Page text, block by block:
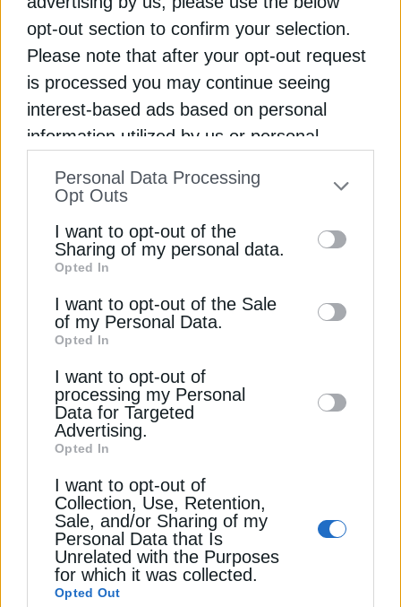
opt-out section to confirm your selection.
Please note that after your opt-out request
is processed you may continue seeing
interest-based ads based on personal
information utilized by us or personal
to your opt-out. You may separately opt-out
information by third parties on the IAB’s list
of downstream participants. This
information may also be disclosed by us to
third parties on theIAB’s List of
Downstream Participants
disclose it to other third parties.
Personal Data Processing
Opt Outs
I want to opt-out of the
Sharing of my personal data.
Opted In
I want to opt-out of the Sale
of my Personal Data.
Opted In
I want to opt-out of
processing my Personal
Data for Targeted
Advertising.
Opted In
I want to opt-out of
Collection, Use, Retention,
Sale, and/or Sharing of my
Personal Data that Is
Unrelated with the Purposes
for which it was collected.
Opted Out
ΗΛΕΚΤΡΙΣΜΟΣ
Τσάφος: Μεγάλη ευκαιρία για την Ελλάδα
να γίνει πυλώνας ενεργειακής ασφάλειας
11 Νοεμβρίου 2025
ΗΛΕΚΤΡΙΣΜΟΣ
IEA: Από πυρηνικά & ΑΠΕ το 50% του
ηλεκτρισμού παγκοσμίως το 2030
7 Φεβρουαρίου 2026
ΗΛΕΚΤΡΙΣΜΟΣ